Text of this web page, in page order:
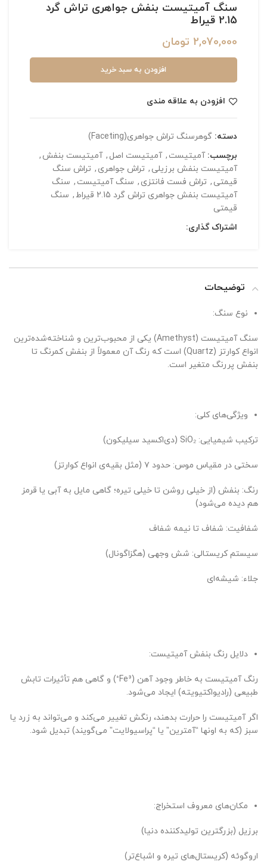
سنگ آمیتیست بنفش جواهری تراش گرد
2.15 قیراط
2,070,000 تومان
افزودن به سبد خرید
افزودن به علاقه مندی
دسته: گوهرسنگ تراش جواهری(Faceting)
برچسب: آمیتیست , آمیتیست اصل , آمیتیست بنفش ,
آمیتیست بنفش برزیلی , تراش جواهری , تراش سنگ
قیمتی , تراش فست فانتزی , سنگ آمیتیست , سنگ
آمیتیست بنفش جواهری تراش گرد 2.15 قیراط
, سنگ
قیمتی
اشتراک گذاری:
توضیحات
نوع سنگ:
سنگ آمیتیست (Amethyst) یکی از محبوب‌ترین و شناخته‌شده‌ترین
انواع کوارتز (Quartz) است که رنگ آن معمولاً از بنفش کمرنگ تا
بنفش پررنگ متغیر است.
ویژگی‌های کلی:
ترکیب شیمیایی: SiO₂ (دی‌اکسید سیلیکون)
سختی در مقیاس موس: حدود ۷ (مثل بقیه‌ی انواع کوارتز)
رنگ: بنفش (از خیلی روشن تا خیلی تیره؛ گاهی مایل به آبی یا قرمز
هم دیده می‌شود)
شفافیت: شفاف تا نیمه شفاف
سیستم کریستالی: شش وجهی (هگزاگونال)
جلاء: شیشه‌ای
دلایل رنگ بنفش آمیتیست:
رنگ آمیتیست به خاطر وجود آهن (Fe³⁺) و گاهی هم تأثیرات تابش
طبیعی (رادیواکتیویته) ایجاد می‌شود.
اگر آمیتیست را حرارت بدهند، رنگش تغییر می‌کند و می‌تواند به زرد یا
سبز (که به اونها “آمترین” یا “پراسیولایت” می‌گویند) تبدیل شود.
مکان‌های معروف استخراج:
برزیل (بزرگترین تولیدکننده دنیا)
اروگوئه (کریستال‌های تیره و اشباع‌تر)